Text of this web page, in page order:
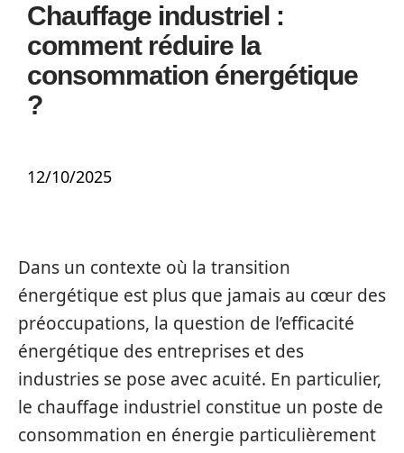
Chauffage industriel :
comment réduire la
consommation énergétique
?
12/10/2025
Dans un contexte où la transition
énergétique est plus que jamais au cœur des
préoccupations, la question de l’efficacité
énergétique des entreprises et des
industries se pose avec acuité. En particulier,
le chauffage industriel constitue un poste de
consommation en énergie particulièrement